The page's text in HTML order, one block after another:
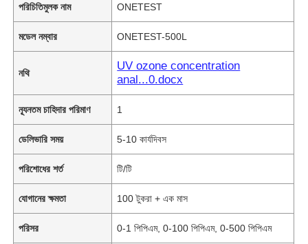
পরিচিতিমুলক নাম ONETEST
মডেল নম্বার ONETEST-500L
নথি
UV ozone concentration
anal...0.docx
ন্যূনতম চাহিদার পরিমাণ 1
ডেলিভারি সময় 5-10 কার্যদিবস
পরিশোধের শর্ত টি/টি
যোগানের ক্ষমতা 100 টুকরা + এক মাস
পরিসর 0-1 পিপিএম, 0-100 পিপিএম, 0-500 পিপিএম